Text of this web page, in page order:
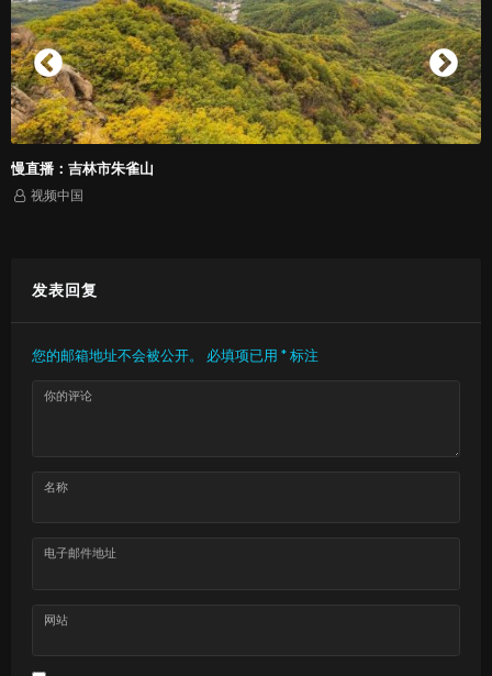
发表回复
您的邮箱地址不会被公开。 必填项已用*标注
你的评论
名称
电子邮件地址
网站